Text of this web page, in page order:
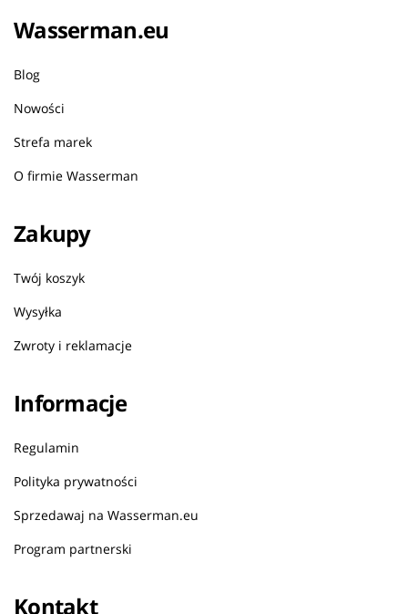
Wasserman.eu
Blog
Nowości
Strefa marek
O firmie Wasserman
Zakupy
Twój koszyk
Wysyłka
Zwroty i reklamacje
Informacje
Regulamin
Polityka prywatności
Sprzedawaj na Wasserman.eu
Program partnerski
Kontakt